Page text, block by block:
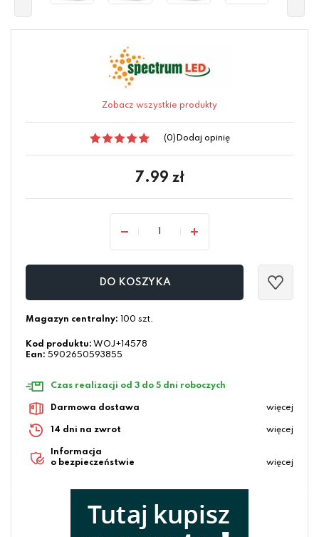
Zobacz wszystkie produkty
(0) Dodaj opinię
7.99 zł
DO KOSZYKA
Magazyn centralny: 100 szt.
Kod produktu: WOJ+14578
Ean: 5902650593855
Czas realizacji od 3 do 5 dni roboczych
Darmowa dostawa więcej
14 dni na zwrot więcej
Informacja
o bezpieczeństwie
więcej